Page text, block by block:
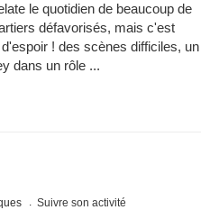
le quotidien de beaucoup de
défavorisés, mais c'est
! des scènes difficiles, un
dans un rôle ...
Suivre son activité